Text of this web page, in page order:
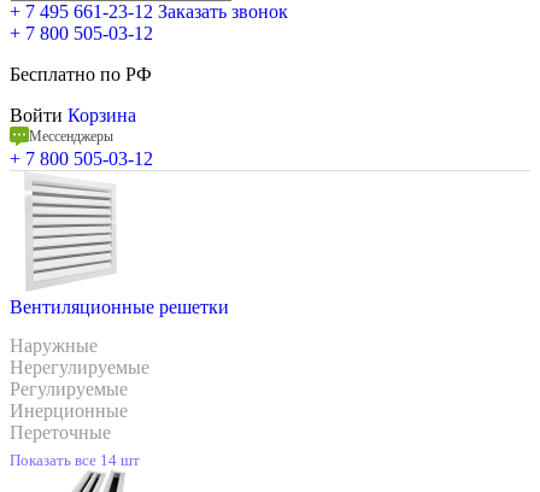
+ 7 495 661-23-12 Заказать звонок
+ 7 800 505-03-12
Бесплатно по РФ
Войти Корзина
Мессенджеры
+ 7 800 505-03-12
Вентиляционные решетки
Наружные
Нерегулируемые
Регулируемые
Инерционные
Переточные
Показать все 14 шт